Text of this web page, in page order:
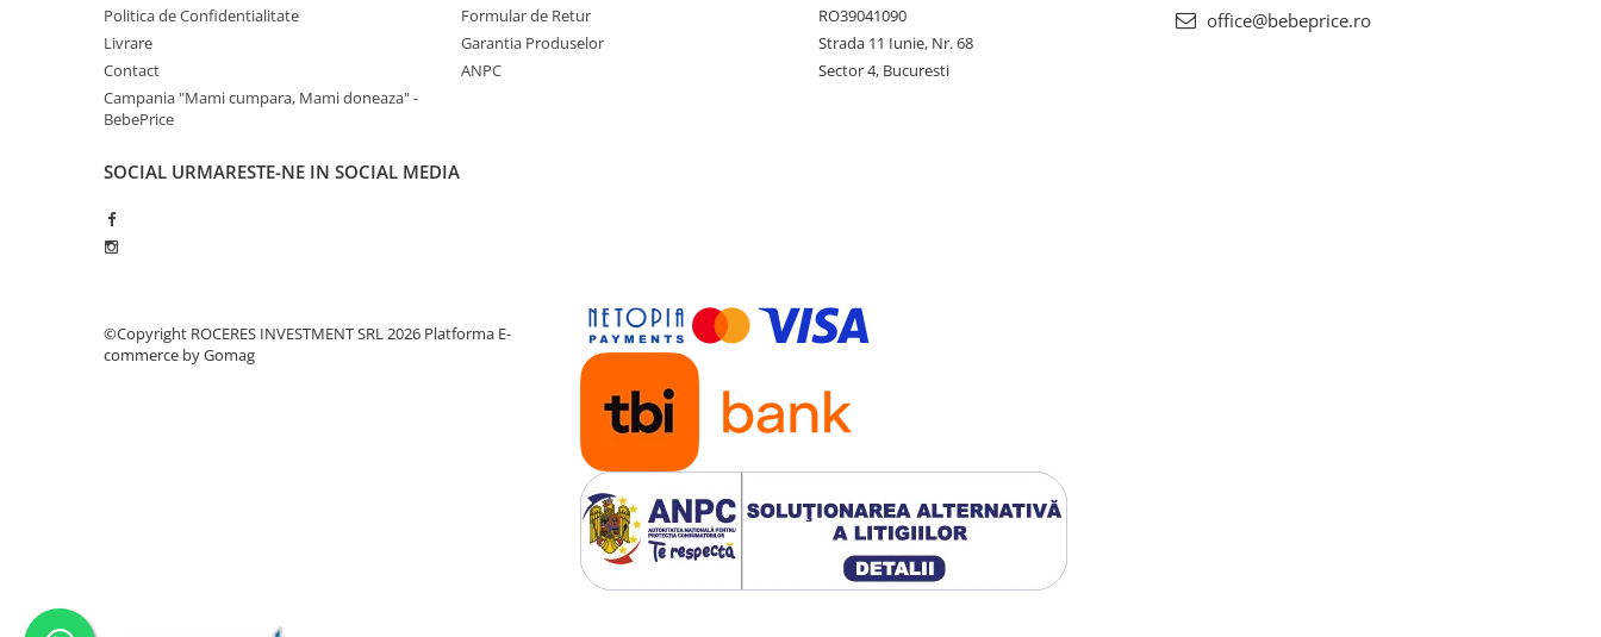
Politica de Confidentialitate
Livrare
Contact
Campania "Mami cumpara, Mami doneaza" -
BebePrice
Formular de Retur
Garantia Produselor
ANPC
RO39041090
Strada 11 Iunie, Nr. 68
Sector 4, Bucuresti
office@bebeprice.ro
SOCIAL URMARESTE-NE IN SOCIAL MEDIA
©Copyright ROCERES INVESTMENT SRL 2026 Platforma E-
commerce by Gomag